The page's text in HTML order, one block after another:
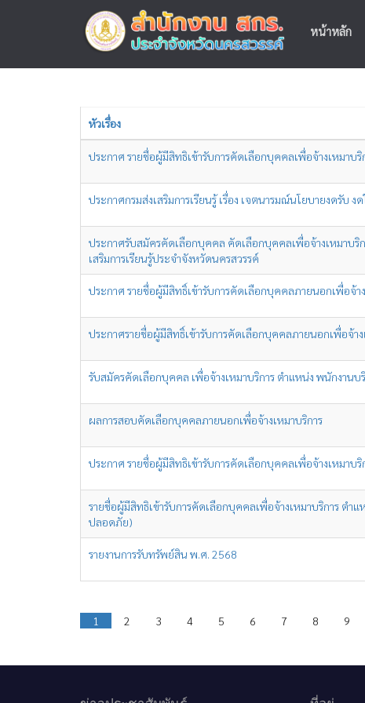
หน้าหลัก
หัวเรื่อง
ประกาศ รายชื่อผู้มีสิทธิเข้ารับการคัดเลือกบุคคลเพื่อจ้างเหมา
ประกาศกรมส่งเสริมการเรียนรู้ เรื่อง เจตนารมณ์นโยบายงด
ประกาศรับสมัครคัดเลือกบุคคล คัดเลือกบุคคลเพื่อจ้างเหมาบ
เสริมการเรียนรู้ประจำจังหวัดนครสวรรค์
ประกาศ รายชื่อผู้มีสิทธิ์เข้ารับการคัดเลือกบุคคลภายนอกเพื่อจ้
ประกาศรายชื่อผู้มีสิทธิ์เข้ารับการคัดเลือกบุคคลภายนอกเพื่อจ้า
รับสมัครคัดเลือกบุคคล เพื่อจ้างเหมาบริการ ตำแหน่ง พนักงานบ
ผลการสอบคัดเลือกบุคคลภายนอกเพื่อจ้างเหมาบริการ
ประกาศ รายชื่อผู้มีสิทธิเข้ารับการคัดเลือกบุคคลเพื่อจ้างเหมา
รายชื่อผู้มีสิทธิเข้ารับการคัดเลือกบุคคลเพื่อจ้างเหมาบริการ ต
ปลอดภัย)
รายงานการรับทรัพย์สิน พ.ศ. 2568
1 2 3 4 5 6 7 8 9